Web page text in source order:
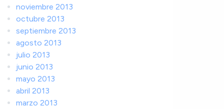
noviembre 2013
octubre 2013
septiembre 2013
agosto 2013
julio 2013
junio 2013
mayo 2013
abril 2013
marzo 2013